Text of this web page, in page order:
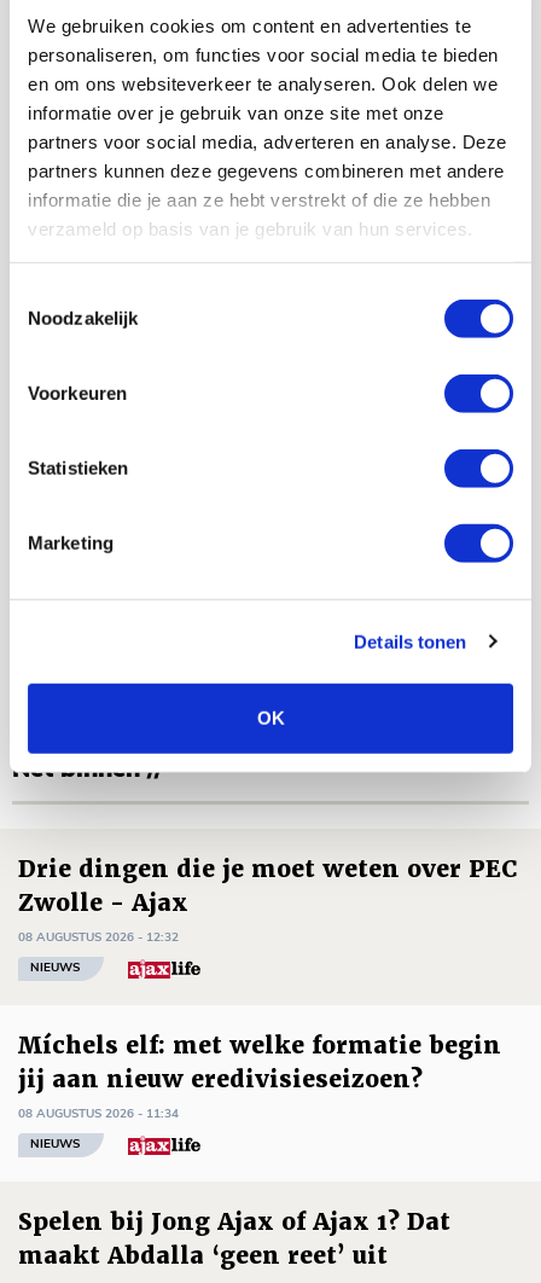
We gebruiken cookies om content en advertenties te
personaliseren, om functies voor social media te bieden
en om ons websiteverkeer te analyseren. Ook delen we
informatie over je gebruik van onze site met onze
partners voor social media, adverteren en analyse. Deze
partners kunnen deze gegevens combineren met andere
informatie die je aan ze hebt verstrekt of die ze hebben
verzameld op basis van je gebruik van hun services.
Noodzakelijk
Voorkeuren
Statistieken
Marketing
Details tonen
OK
Het oogt allemaal heel zinloos, maar uiteindelijk vind ik
mijn weg door de behelmde obstakels heen. In het
kom ik er doorheen. Aangekomen in mijn hotel zie ik de
spelersbus van Ajax arriveren. De voetballers
overnachten aan de andere kant van de straat.
Allemaal een illusie armer.
een ritje naar het vliegveld. Mijn collega’s en ik werken
nog wat zaken weg, slurpen koffie en pakken dan een
Terug naar Mokum, maar ook zeker nog eens terug naar
Floris Roos
Bekijk alle berichten van Floris Roos
Net binnen //
Drie dingen die je moet weten over PEC
Zwolle - Ajax
08 AUGUSTUS 2026 - 12:32
NIEUWS
Míchels elf: met welke formatie begin
jij aan nieuw eredivisieseizoen?
08 AUGUSTUS 2026 - 11:34
NIEUWS
Spelen bij Jong Ajax of Ajax 1? Dat
maakt Abdalla ‘geen reet’ uit